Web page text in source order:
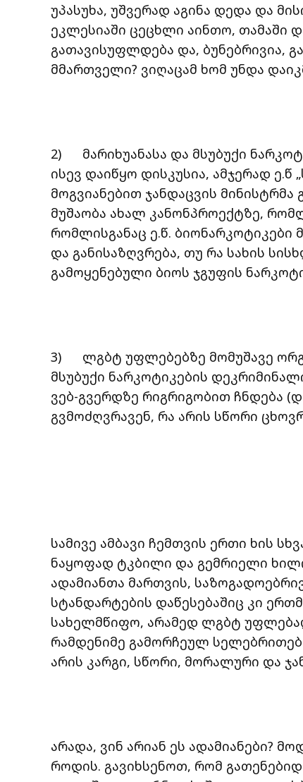
უპასუხა, უშვერად აგინა დედა და
ეკლესიაში ცეცხლი აინთო, თამაში
გათავისუფლდება და, ბუნებრივია,
მმართველი? ვიღაცამ ხომ უნდა
2) მარიხუანასა და მსუბუქი
ისევ დაიწყო დისკუსია, ამჯერად ე.წ
მოგვიანებით ჯანდაცვის
მუშაობა ახალ კანონპროექტზე,
რომლისგანაც ე.წ.
და განისაზღვრება, თუ რა სახის
გამოყენებული ბიოს ჯგუფის
3) ლგბტ უფლებებზე მომუშავე
მსუბუქი ნარკოტიკების
ვებ-გვერდზე რიგრიგობით ჩნდება
გვმოძღვრავენ, რა არის სწორი
სამივე ამბავი ჩემთვის ერთი ხის
ნაყოფად ტკბილი და გემრიელი
ადამიანთა მართვის,
სტანდარტების დაწესებაშიც კი
სახელმწიფო, არამედ ლგბტ
რამდენიმე გამორჩეულ
არის კარგი, სწორი, მორალური და
არადა, ვინ არიან ეს ადამიანები?
როდის. გავიხსენოთ, რომ